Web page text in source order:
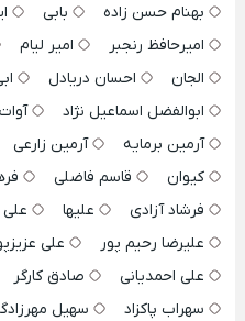
بهنام حسن زاده
بابی
امیرحافظ رنجبر
امیر لیام
الجان
احسان دریادل
ابوالفضل اسماعیل نژاد
آرمین برمایه
آرمین زارعی
کیوان
قاسم فاضلی
فرشاد آزادی
علیها علی
علیرضا رحیم پور
علی
علی احمدیانی
صادق کارگر
سهراب پاکزاد
سهیل